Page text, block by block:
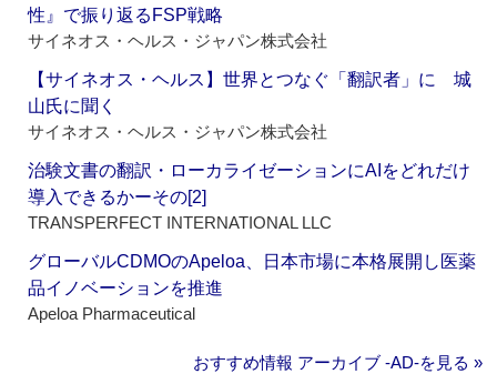
性』で振り返るFSP戦略
サイネオス・ヘルス・ジャパン株式会社
【サイネオス・ヘルス】世界とつなぐ「翻訳者」に 城
山氏に聞く
サイネオス・ヘルス・ジャパン株式会社
治験文書の翻訳・ローカライゼーションにAIをどれだけ
導入できるかーその[2]
TRANSPERFECT INTERNATIONAL LLC
グローバルCDMOのApeloa、日本市場に本格展開し医薬
品イノベーションを推進
Apeloa Pharmaceutical
おすすめ情報 アーカイブ ‐AD‐を見る »